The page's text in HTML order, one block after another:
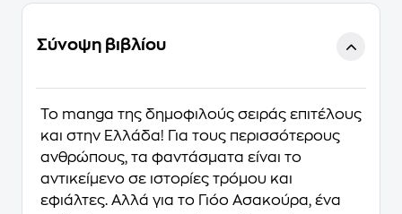
Σύνοψη βιβλίου
Το manga της δημοφιλούς σειράς επιτέλους
και στην Ελλάδα! Για τους περισσότερους
ανθρώπους, τα φαντάσματα είναι το
αντικείμενο σε ιστορίες τρόμου και
εφιάλτες. Αλλά για το Γιόο Ασακούρα, ένα